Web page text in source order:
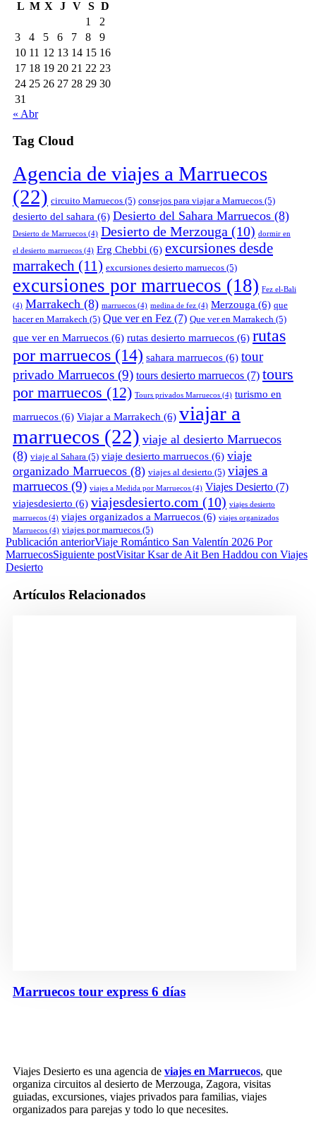
L M X J V S D
1
2
3
4 5 6 7 8
9
10 11 12 13 14 15 16
17 18 19 20 21 22 23
24 25 26 27 28 29 30
31
« Abr
Tag Cloud
Agencia de viajes a Marruecos
(22) circuito Marruecos (5) consejos para viajar a Marruecos (5)
desierto del sahara (6) Desierto del Sahara Marruecos (8)
Desierto de Marruecos (4) Desierto de Merzouga (10) dormir en
el desierto marruecos (4) Erg Chebbi (6) excursiones desde
marrakech (11) excursiones desierto marruecos (5)
excursiones por marruecos (18) Fez el-Bali
(4) Marrakech (8) marruecos (4) medina de fez (4) Merzouga (6) que
hacer en Marrakech (5) Que ver en Fez (7) Que ver en Marrakech (5)
que ver en Marruecos (6) rutas desierto marruecos (6) rutas
por marruecos (14) sahara marruecos (6) tour
privado Marruecos (9) tours desierto marruecos (7) tours
por marruecos (12) Tours privados Marruecos (4) turismo en
marruecos (6) Viajar a Marrakech (6) viajar a
marruecos (22) viaje al desierto Marruecos
(8) viaje al Sahara (5) viaje desierto marruecos (6) viaje
organizado Marruecos (8) viajes al desierto (5) viajes a
marruecos (9) viajes a Medida por Marruecos (4) Viajes Desierto (7)
viajesdesierto (6) viajesdesierto.com (10) viajes desierto
marruecos (4) viajes organizados a Marruecos (6) viajes organizados
Marruecos (4) viajes por marruecos (5)
Publicación anteriorViaje Romántico San Valentín 2026 Por
MarruecosSiguiente postVisitar Ksar de Ait Ben Haddou con Viajes
Desierto
Artículos Relacionados
Marruecos tour express 6 días
Viajes Desierto es una agencia de viajes en Marruecos, que
organiza circuitos al desierto de Merzouga, Zagora, visitas
guiadas, excursiones, viajes privados para familias, viajes
organizados para parejas y todo lo que necesites.